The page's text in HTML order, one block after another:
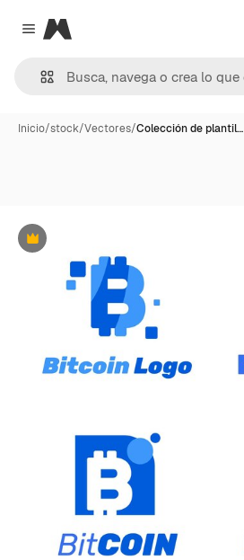
Close menu
Magnific
Inicio/stock/Vectores/Colección de plantil…
Premium